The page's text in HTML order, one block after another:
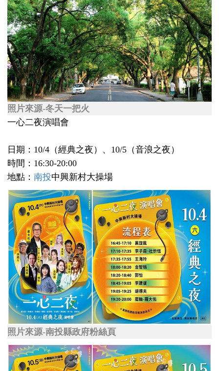
照片來源-冬天一把火
一心二夜演唱會
日期：10/4（經典之夜）、10/5（音浪之夜）
時間：16:30-20:00
地點： 南投中興新村大操場
照片來源-南投縣政府粉絲頁